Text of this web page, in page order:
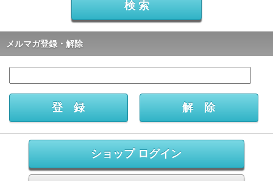
メルマガ登録・解除
ショップ ログイン